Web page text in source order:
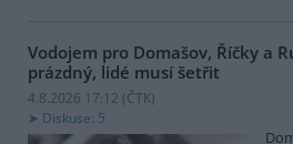
Vodojem pro Domašov, Říčky a
prázdný, lidé musí šetřit
4.8.2026 17:12 (ČTK)
Diskuse: 5